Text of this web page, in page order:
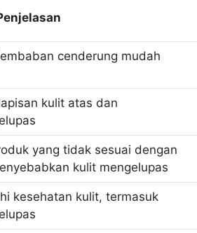
cenderung mudah
kulit atas dan
yang tidak sesuai dengan
kulit mengelupas
kesehatan kulit, termasuk